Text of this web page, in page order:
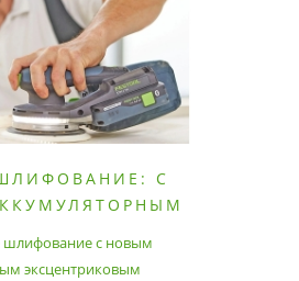
С
ETSC2
шлифование с новым
эксцентриковым